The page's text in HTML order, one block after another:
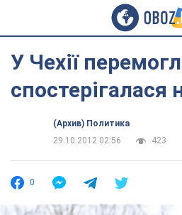
У Чехії
спостерігалася
(Архив) Политика
29.10.2012 02:56
423
0